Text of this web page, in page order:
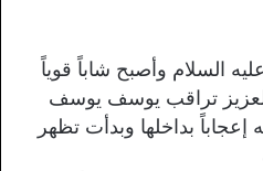
السلام وأصبح شاباً قوياً
تراقب يوسف يوسف
بداخلها وبدأت تظهر